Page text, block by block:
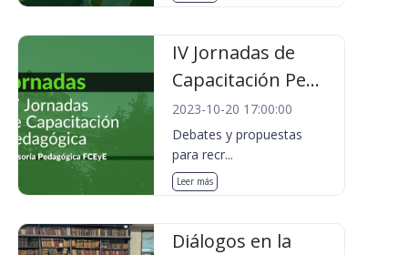
IV Jornadas de
Capacitación Pe...
2023-10-20 17:00:00
Debates y propuestas
para recr...
Leer más
Diálogos en la